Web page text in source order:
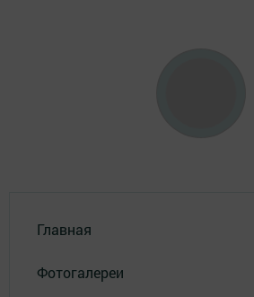
Главная
Фотогалереи